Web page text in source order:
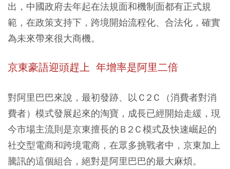
出，中國政府去年起在法規面和機制面都有正式規
範，在政策支持下，跨境開始流程化、合法化，確實
為未來帶來很大商機。
京東豪語迎頭趕上 年增率是阿里二倍
對阿里巴巴來說，最初發跡、以Ｃ2Ｃ（消費者對消
費者）模式發展起來的淘寶，成長已經開始走緩，現
今市場主流則是京東擅長的Ｂ2Ｃ模式及快速崛起的
社交型電商和跨境電商，在眾多挑戰者中，京東加上
騰訊的這個組合，絕對是阿里巴巴的最大麻煩。